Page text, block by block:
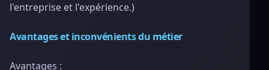
l'entreprise et l'expérience.)
Avantages et inconvénients du métier
Avantages :